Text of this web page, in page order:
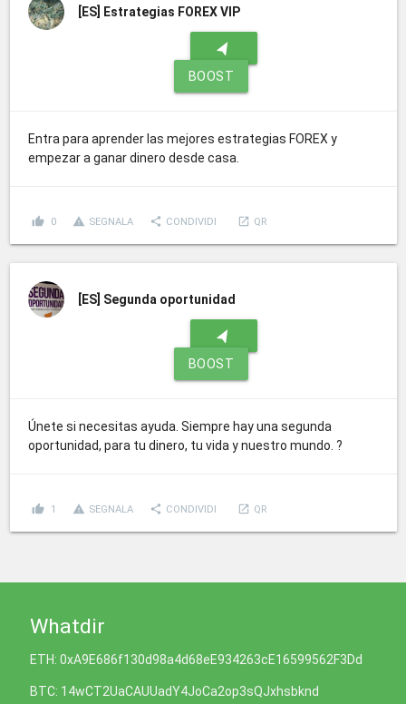
[ES] Estrategias FOREX VIP
navigation
BOOST
Entra para aprender las mejores estrategias FOREX y
empezar a ganar dinero desde casa.
thumb_up 0 report_problem SEGNALA share CONDIVIDI launch QR
[ES] Segunda oportunidad
navigation
BOOST
Únete si necesitas ayuda. Siempre hay una segunda
oportunidad, para tu dinero, tu vida y nuestro mundo. ?
thumb_up 1 report_problem SEGNALA share CONDIVIDI launch QR
Whatdir
ETH: 0xA9E686f130d98a4d68eE934263cE16599562F3Dd
BTC: 14wCT2UaCAUUadY4JoCa2op3sQJxhsbknd